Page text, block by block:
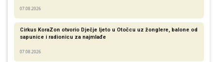
07.08.2026
Cirkus KoraZon otvorio Dječje ljeto u Otočcu uz žonglere, balone od
sapunice i radionicu za najmlađe
07.08.2026